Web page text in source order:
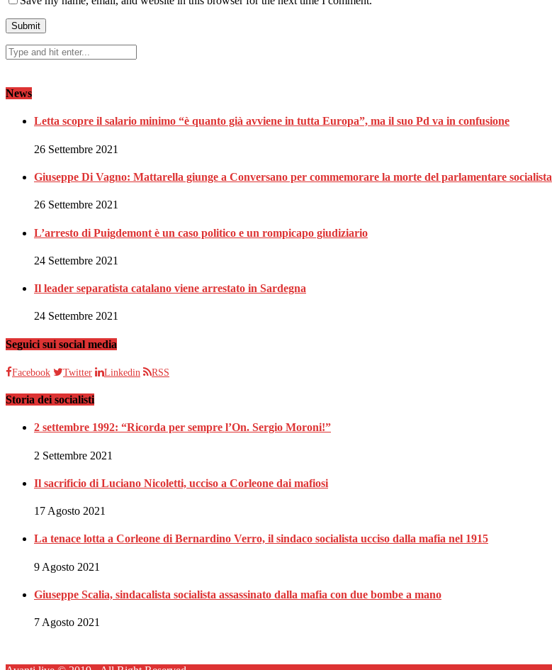
News
Letta scopre il salario minimo “è quanto già avviene in tutta Europa”, ma il suo Pd va in confusione
26 Settembre 2021
Giuseppe Di Vagno: Mattarella giunge a Conversano per commemorare la morte del parlamentare socialista
26 Settembre 2021
L’arresto di Puigdemont è un caso politico e un rompicapo giudiziario
24 Settembre 2021
Il leader separatista catalano viene arrestato in Sardegna
24 Settembre 2021
Seguici sui social media
Facebook Twitter Linkedin RSS
Storia dei socialisti
2 settembre 1992: “Ricorda per sempre l’On. Sergio Moroni!”
2 Settembre 2021
Il sacrificio di Luciano Nicoletti, ucciso a Corleone dai mafiosi
17 Agosto 2021
La tenace lotta a Corleone di Bernardino Verro, il sindaco socialista ucciso dalla mafia nel 1915
9 Agosto 2021
Giuseppe Scalia, sindacalista socialista assassinato dalla mafia con due bombe a mano
7 Agosto 2021